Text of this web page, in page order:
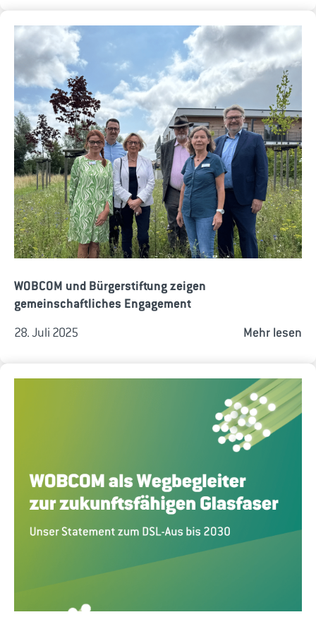
WOBCOM und Bürgerstiftung zeigen
gemeinschaftliches Engagement
28. Juli 2025 Mehr lesen